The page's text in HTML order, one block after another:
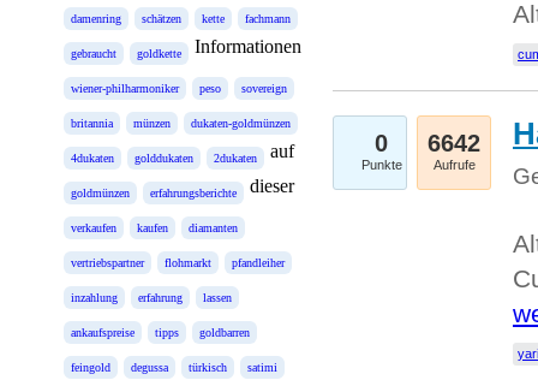
damenring schätzen kette fachmann
gebraucht goldkette
wiener-philharmoniker peso sovereign
britannia münzen dukaten-goldmünzen
4dukaten golddukaten 2dukaten
goldmünzen erfahrungsberichte
verkaufen kaufen diamanten
vertriebspartner flohmarkt pfandleiher
inzahlung erfahrung lassen
ankaufspreise tipps goldbarren
feingold degussa türkisch satimi
Informationen
auf
dieser
0
Punkte
6642
Aufrufe